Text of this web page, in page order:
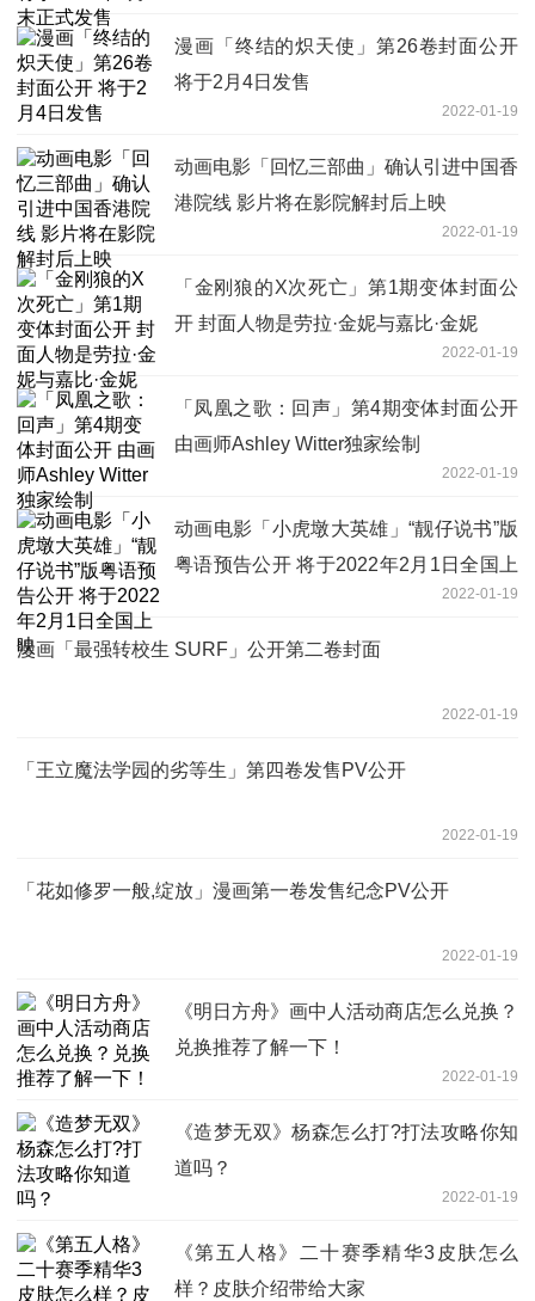
漫画「终结的炽天使」第26卷封面公开
将于2月4日发售
2022-01-19
动画电影「回忆三部曲」确认引进中国香
港院线 影片将在影院解封后上映
2022-01-19
「金刚狼的X次死亡」第1期变体封面公
开 封面人物是劳拉·金妮与嘉比·金妮
2022-01-19
「凤凰之歌：回声」第4期变体封面公开
由画师Ashley Witter独家绘制
2022-01-19
动画电影「小虎墩大英雄」“靓仔说书”版
粤语预告公开 将于2022年2月1日全国上
2022-01-19
漫画「最强转校生 SURF」公开第二卷封面
2022-01-19
「王立魔法学园的劣等生」第四卷发售PV公开
2022-01-19
「花如修罗一般,绽放」漫画第一卷发售纪念PV公开
2022-01-19
《明日方舟》画中人活动商店怎么兑换？
兑换推荐了解一下！
2022-01-19
《造梦无双》杨森怎么打?打法攻略你知
道吗？
2022-01-19
《第五人格》二十赛季精华3皮肤怎么
样？皮肤介绍带给大家